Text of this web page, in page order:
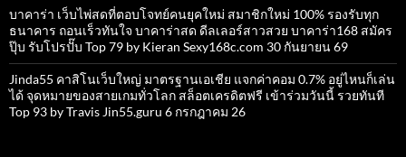
บาคาร่า เว็บไพ่สดที่ตอบโจทย์คนยุคใหม่ สมาชิกใหม่ 100% รองรับทุก
ธนาคาร ถอนเร็วทันใจ บาคาร่าสด ดีลเลอร์สาวสวย บาคาร่า168 สมัคร
ปุ๊บ รับโปรปั๊บ Top 79 by Kieran Sexy168c.com 30 กันยายน 69
Jinda55 คาสิโนเว็บใหญ่ มาตรฐานเอเชีย แจกค่าคอม 0.7% อยู่ไหนก็เล่น
ได้ จุดหมายของสายเกมทั่วโลก สล็อตเครดิตฟรี เข้าร่วมวันนี้ รวยทันที
Top 93 by Travis Jin55.guru 6 กรกฎาคม 26